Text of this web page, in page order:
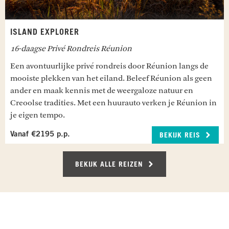
Stap vandaag aan boord van een catamaran en
ontdek de prachtige eilanden rondom Praslin. De
catamarantocht begint op Cousin Island, een
begeleide wandeling zeldzame vogels en
schildpadnesten spot. Vervolgens vaar je door
naar Curieuse Island, de thuisbasis van
indrukwekkende reuzenschildpadden en geniet
je van een ontspannen moment op het strand. Na
een smakelijke Creoolse lunch aan boord, sluit je
de dag af bij het idyllische St. Pierre Island, waar
je kunt snorkelen tussen kleurrijke tropische
vissen in kristalhelder water.
Maaltijden inbegrepen: Ontbijt & lunch
Vandaag heb je nog een dag ter vrije besteding
ISLAND EXPLORER
16-daagse Privé Rondreis Réunion
Een avontuurlijke privé rondreis door Réunion langs de
mooiste plekken van het eiland. Beleef Réunion als geen
ander en maak kennis met de weergaloze natuur en
Creoolse tradities. Met een huurauto verken je Réunion in
je eigen tempo.
Vanaf €2195 p.p. BEKIJK REIS
BEKIJK ALLE REIZEN